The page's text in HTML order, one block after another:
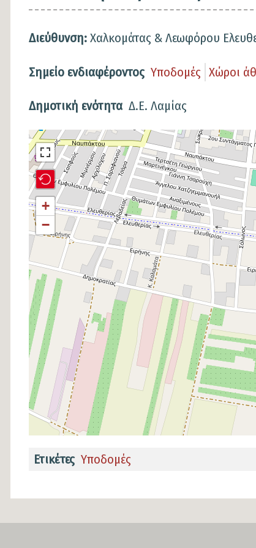
Διεύθυνση: Χαλκομάτας & Λεωφόρου
Σημείο ενδιαφέροντος Υποδομές Χώροι
Δημοτική ενότητα Δ.Ε. Λαμίας
Σημείο
στον
χάρτη
+
−
Ετικέτες Υποδομές